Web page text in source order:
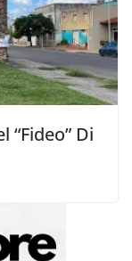
“Fideo” Di